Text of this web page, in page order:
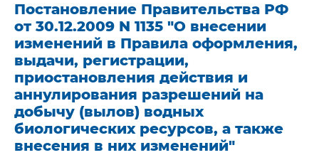
Постановление Правительства РФ
от 30.12.2009 N 1135 "О внесении
изменений в Правила оформления,
выдачи, регистрации,
приостановления действия и
аннулирования разрешений на
добычу (вылов) водных
биологических ресурсов, а также
внесения в них изменений"